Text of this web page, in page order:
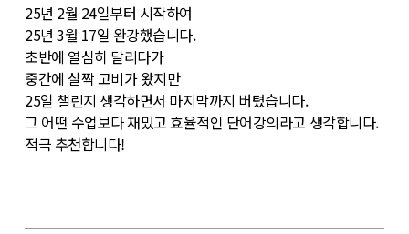
25년 2월 24일부터 시작하여
25년 3월 17일 완강했습니다.
초반에 열심히 달리다가
중간에 살짝 고비가 왔지만
25일 챌린지 생각하면서 마지막까지 버텼습니다.
그 어떤 수업보다 재밌고 효율적인 단어강의라고 생각합니다.
적극 추천합니다!